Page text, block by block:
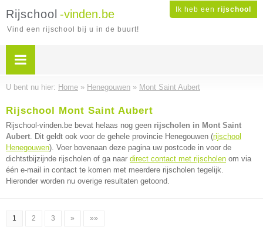
Ik heb een rijschool
Rijschool -vinden.be
Vind een rijschool bij u in de buurt!
U bent nu hier: Home » Henegouwen » Mont Saint Aubert
Rijschool Mont Saint Aubert
Rijschool-vinden.be bevat helaas nog geen rijscholen in Mont Saint
Aubert. Dit geldt ook voor de gehele provincie Henegouwen (rijschool
Henegouwen). Voer bovenaan deze pagina uw postcode in voor de
dichtstbijzijnde rijscholen of ga naar direct contact met rijscholen om via
één e-mail in contact te komen met meerdere rijscholen tegelijk.
Hieronder worden nu overige resultaten getoond.
1 2 3 » »»